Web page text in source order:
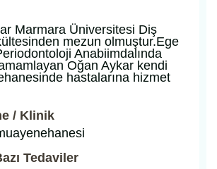
Marmara Üniversitesi Diş
mezun olmuştur.Ege
Anabiimdalında
Oğan Aykar kendi
hastalarına hizmet
/ Klinik
Tedaviler